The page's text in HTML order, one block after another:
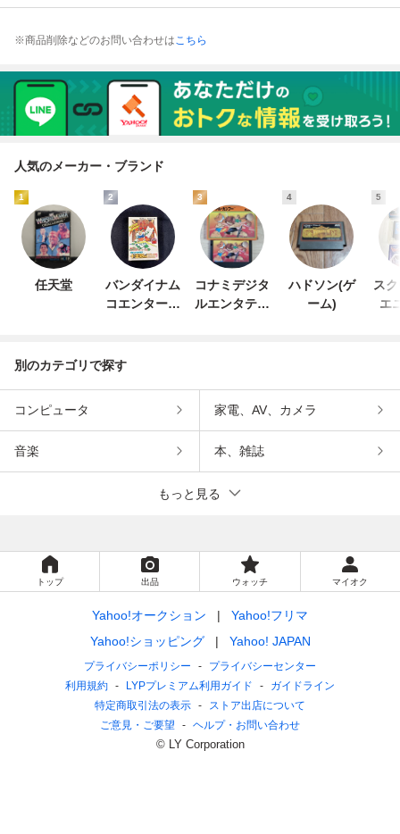
※商品削除などのお問い合わせはこちら
人気のメーカー・ブランド
1
任天堂
2
バンダイナム
コエンターテ
3
コナミデジタ
ルエンタテイ
4
ハドソン(ゲ
ーム)
5
ス
エ
別のカテゴリで探す
コンピュータ 家電、AV、カメラ
音楽 本、雑誌
もっと見る
トップ 出品 ウォッチ マイオク
Yahoo!オークション
Yahoo!フリマ
Yahoo!ショッピング
Yahoo! JAPAN
プライバシーポリシー
プライバシーセンター
利用規約
LYPプレミアム利用ガイド
ガイドライン
特定商取引法の表示
ストア出店について
ご意見・ご要望
ヘルプ・お問い合わせ
© LY Corporation